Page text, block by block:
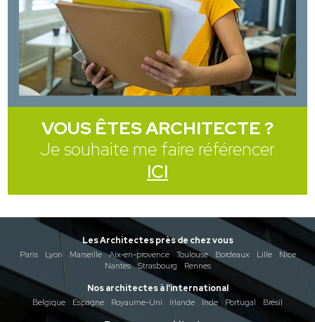
VOUS ÊTES ARCHITECTE ?
Je souhaite me faire référencer
ICI
Les Architectes près de chez vous
Paris
Lyon Marseille Aix-en-provence Toulouse Bordeaux Lille
Nice
Nantes
Strasbourg
Rennes
Nos architectes à l'international
Belgique
Espagne Royaume-Uni Irlande Inde Portugal
Brésil